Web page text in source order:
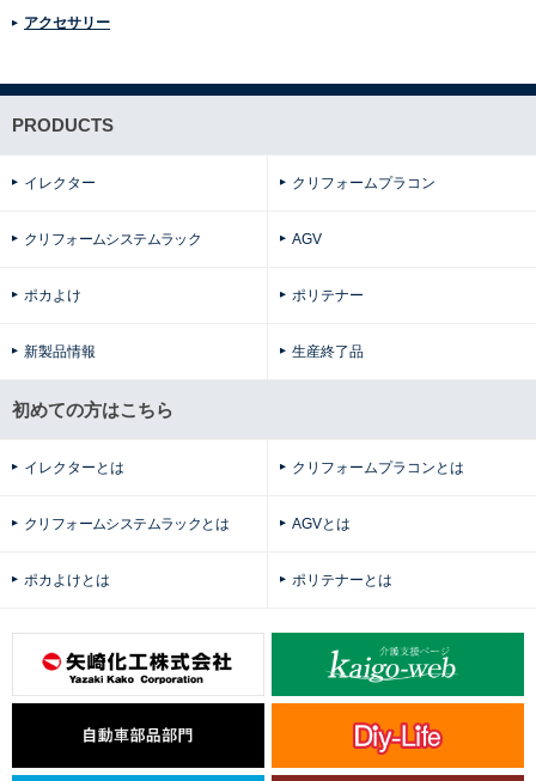
アクセサリー
PRODUCTS
イレクター クリフォームプラコン
クリフォームシステムラック AGV
ポカよけ ポリテナー
新製品情報 生産終了品
初めての方はこちら
イレクターとは クリフォームプラコンとは
クリフォームシステムラックとは AGVとは
ポカよけとは ポリテナーとは